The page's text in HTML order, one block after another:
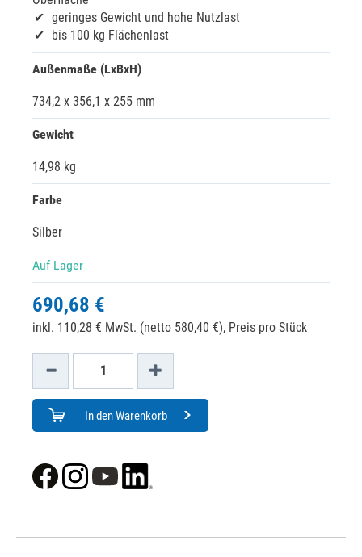
geringes Gewicht und hohe Nutzlast
bis 100 kg Flächenlast
Außenmaße (LxBxH)
734,2 x 356,1 x 255 mm
Gewicht
14,98 kg
Farbe
Silber
Auf Lager
690,68 €
inkl. 110,28 € MwSt. (netto 580,40 €), Preis pro Stück
In den Warenkorb